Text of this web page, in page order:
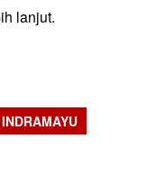
lanjut.